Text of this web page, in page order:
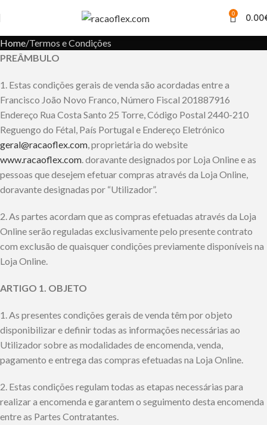
0 0.00
Termos e Condições
Home Termos e Condições
PREÂMBULO
1. Estas condições gerais de venda são acordadas entre a
Francisco João Novo Franco, Número Fiscal 201887916
Endereço Rua Costa Santo 25 Torre, Código Postal 2440-210
Reguengo do Fétal, País Portugal e Endereço Eletrónico
geral@racaoflex.com, proprietária do website
www.racaoflex.com.doravante designados por Loja Online e as
pessoas que desejem efetuar compras através da Loja Online,
doravante designadas por “Utilizador”.
2. As partes acordam que as compras efetuadas através da Loja
Online serão reguladas exclusivamente pelo presente contrato
com exclusão de quaisquer condições previamente disponíveis na
Loja Online.
ARTIGO 1. OBJETO
1. As presentes condições gerais de venda têm por objeto
disponibilizar e definir todas as informações necessárias ao
Utilizador sobre as modalidades de encomenda, venda,
pagamento e entrega das compras efetuadas na Loja Online.
2. Estas condições regulam todas as etapas necessárias para
realizar a encomenda e garantem o seguimento desta encomenda
entre as Partes Contratantes.